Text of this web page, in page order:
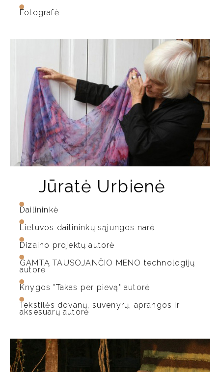
Fotografė
Jūratė Urbienė
Dailininkė
Lietuvos dailininkų sąjungos narė
Dizaino projektų autorė
GAMTĄ TAUSOJANČIO MENO technologijų
autorė
Knygos "Takas per pievą" autorė
Tekstilės dovanų, suvenyrų, aprangos ir
aksesuarų autorė